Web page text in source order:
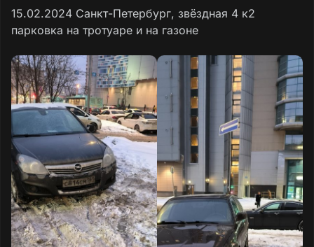
15.02.2024 Санкт-Петербург, звëздная 4 к2
парковка на тротуаре и на газоне